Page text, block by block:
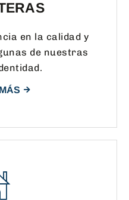
en la calidad y
de nuestras